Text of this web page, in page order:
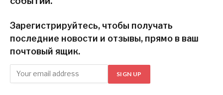
Зарегистрируйтесь, чтобы получать
последние новости и отзывы, прямо в ваш
почтовый ящик.
SIGN UP